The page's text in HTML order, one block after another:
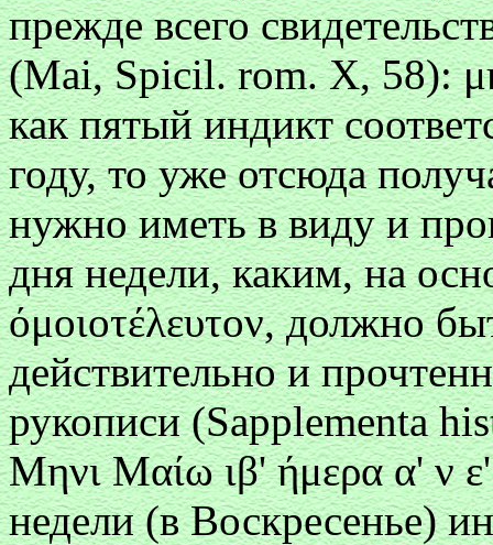
прежде всего
(Mai,Spicil. rom. X, 58):
как пятый индикт
году, то уже отсюда
нужно иметь в виду и
дня недели, каким, на
όμоιоτέλευτоν, должно
действительно и
рукописи (Sapplementa
Μηνι Μαίω ιβ' ήμερα α' ν ε'
недели (в Воскресенье)